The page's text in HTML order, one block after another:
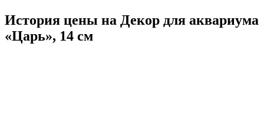
История цены на Декор для аквариума
«Царь», 14 см